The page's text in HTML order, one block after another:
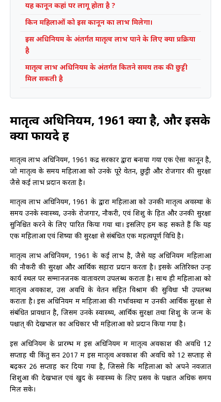
यह कानून कहां पर लागू होता है ?
किन महिलाओं को इस कानून का लाभ मिलेगा।
इस अधिनियम के अंतर्गत मातृत्व लाभ पाने के लिए क्या प्रक्रिया
है
मातृत्व लाभ अधिनियम के अंतर्गत कितने समय तक की छुट्टी
मिल सकती है
मातृत्व अधिनियम, 1961 क्या है, और इसके
क्या फायदे हैं
मातृत्व लाभ अधिनियम, 1961 केंद्र सरकार द्वारा बनाया गया एक ऐसा कानून है,
जो मातृत्व के समय महिलाओं को उनके पूरे वेतन, छुट्टी और रोजगार की सुरक्षा
जैसे कई लाभ प्रदान करता है।
मातृत्व लाभ अधिनियम, 1961 के द्वारा महिलाओं को उनकी मातृत्व अवस्था के
समय उनके स्वास्थ्य, उनके रोजगार, नौकरी, एवं शिशु के हित और उनकी सुरक्षा
सुनिश्चित करने के लिए पारित किया गया था। इसलिए हम कह सकते हैं कि यह
एक महिलाओं एवं शिष्यों की सुरक्षा से संबंधित एक महत्वपूर्ण विधि है।
मातृत्व लाभ अधिनियम, 1961 के कई लाभ है, जैसे यह अधिनियम महिलाओं
की नौकरी की सुरक्षा और आर्थिक सहारा प्रदान करता है। इसके अतिरिक्त उन्हें
कार्य स्थल पर सम्मानजनक वातावरण उपलब्ध कराता है। साथ ही महिलाओं को
मातृत्व अवकाश, उस अवधि के वेतन सहित विश्राम की सुविधा भी उपलब्ध
कराता है। इस अधिनियम में महिलाओं की गर्भावस्था में उनकी आर्थिक सुरक्षा से
संबंधित प्रावधान है, जिसमें उनके स्वास्थ्य, आर्थिक सुरक्षा तथा शिशु के जन्म के
पश्चात् की देखभाल का अधिकार भी महिलाओं को प्रदान किया गया है।
इस अधिनियम के प्रारम्भ में इस अधिनियम में मातृत्व अवकाश की अवधि 12
सप्ताह थी किंतु सन 2017 में इस मातृत्व अवकाश की अवधि को 12 सप्ताह से
बढ़कर 26 सप्ताह कर दिया गया है, जिससे कि महिलाओं को अपने नवजात
शिशुओं की देखभाल एवं खुद के स्वास्थ्य के लिए प्रसव के पश्चात अधिक समय
मिल सके।